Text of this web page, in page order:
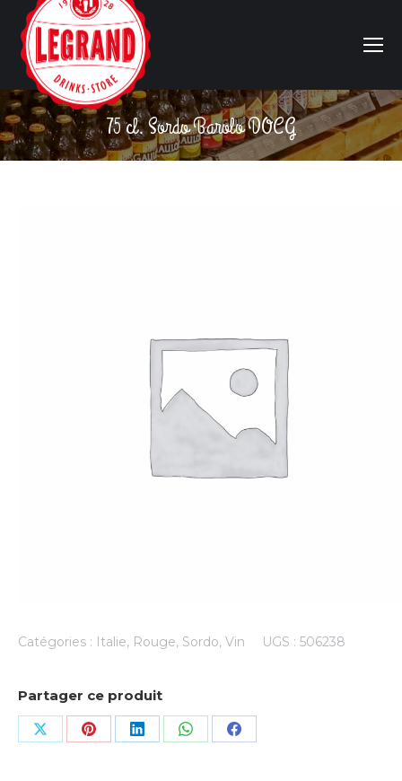
75 cl. Sordo Barolo DOCG
Vous êtes ici :
Catégories : Italie, Rouge, Sordo, Vin UGS : 506238
Partager ce produit
Share Share Share Share Share